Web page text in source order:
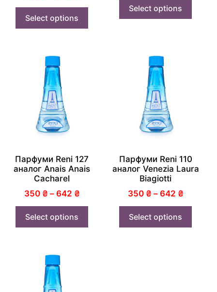
Select options
Select options
Парфуми Reni 127
аналог Anais Anais
Cacharel
350 ₴ – 642 ₴
Select options
Парфуми Reni 110
аналог Venezia Laura
Biagiotti
350 ₴ – 642 ₴
Select options